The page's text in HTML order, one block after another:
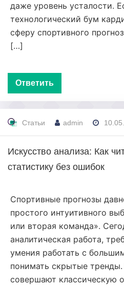
даже уровень усталости.
технологический бум
сферу спортивного
[…]
Ответить
Статьи admin
Искусство анализа: Как
статистику без ошибок
Спортивные прогнозы
простого интуитивного
или вторая команда».
аналитическая работа,
умения работать с
понимать скрытые
совершают классическую